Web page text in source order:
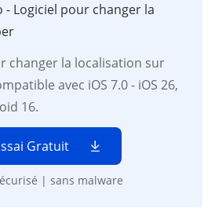
- Logiciel pour changer la
changer la localisation sur
avec iOS 7.0 - iOS 26,
16.
Gratuit
| sans malware